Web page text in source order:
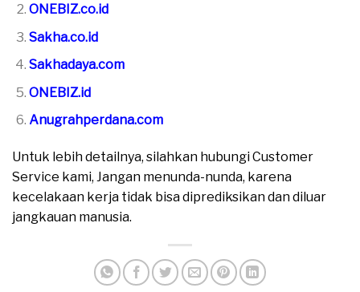
ONEBIZ.co.id
Sakha.co.id
Sakhadaya.com
ONEBIZ.id
Anugrahperdana.com
Untuk lebih detailnya, silahkan hubungi Customer
Service kami, Jangan menunda-nunda, karena
kecelakaan kerja tidak bisa diprediksikan dan diluar
jangkauan manusia.